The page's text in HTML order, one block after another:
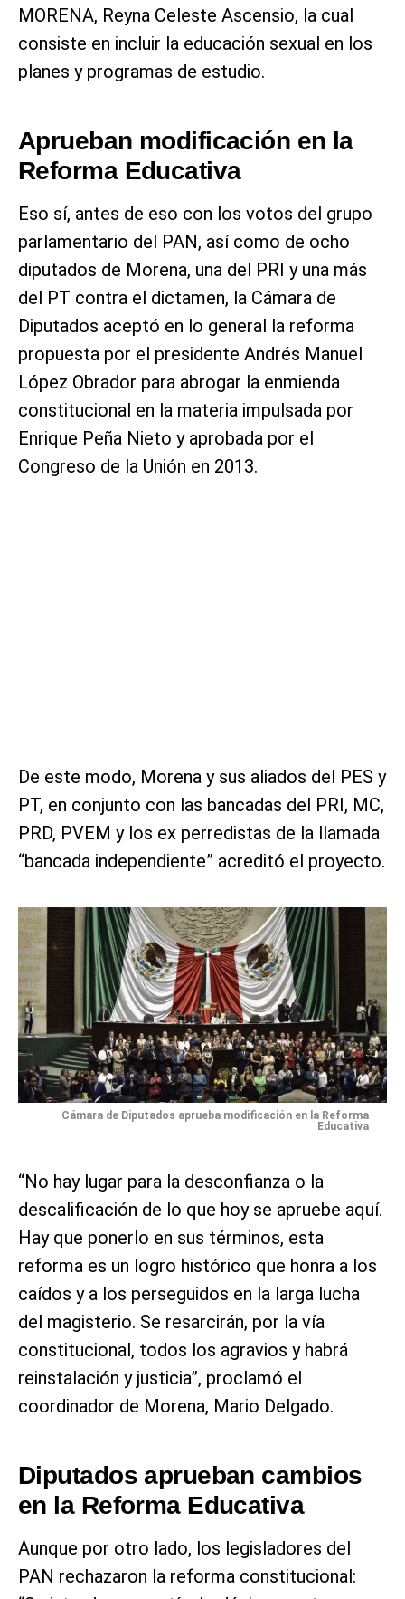
MORENA, Reyna Celeste Ascensio, la cual
consiste en incluir la educación sexual en los
planes y programas de estudio.
Aprueban modificación en la
Reforma Educativa
Eso sí, antes de eso con los votos del grupo
parlamentario del PAN, así como de ocho
diputados de Morena, una del PRI y una más
del PT contra el dictamen, la Cámara de
Diputados aceptó en lo general la reforma
propuesta por el presidente Andrés Manuel
López Obrador para abrogar la enmienda
constitucional en la materia impulsada por
Enrique Peña Nieto y aprobada por el
Congreso de la Unión en 2013.
De este modo, Morena y sus aliados del PES y
PT, en conjunto con las bancadas del PRI, MC,
PRD, PVEM y los ex perredistas de la llamada
“bancada independiente” acreditó el proyecto.
Cámara de Diputados aprueba modificación en la Reforma
Educativa
“No hay lugar para la desconfianza o la
descalificación de lo que hoy se apruebe aquí.
Hay que ponerlo en sus términos, esta
reforma es un logro histórico que honra a los
caídos y a los perseguidos en la larga lucha
del magisterio. Se resarcirán, por la vía
constitucional, todos los agravios y habrá
reinstalación y justicia”, proclamó el
coordinador de Morena, Mario Delgado.
Diputados aprueban cambios
en la Reforma Educativa
Aunque por otro lado, los legisladores del
PAN rechazaron la reforma constitucional: